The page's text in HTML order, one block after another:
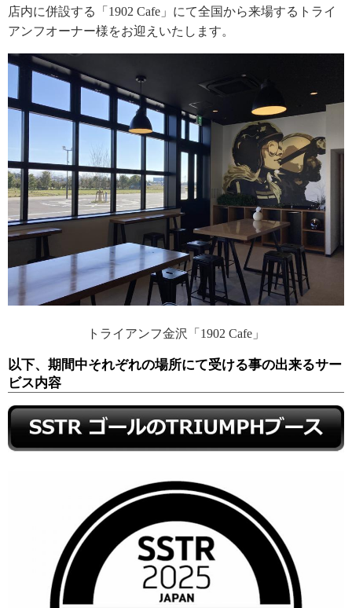
店内に併設する「1902 Cafe」にて全国から来場するトライ
アンフオーナー様をお迎えいたします。
トライアンフ金沢「1902 Cafe」
以下、期間中それぞれの場所にて受ける事の出来るサー
ビス内容